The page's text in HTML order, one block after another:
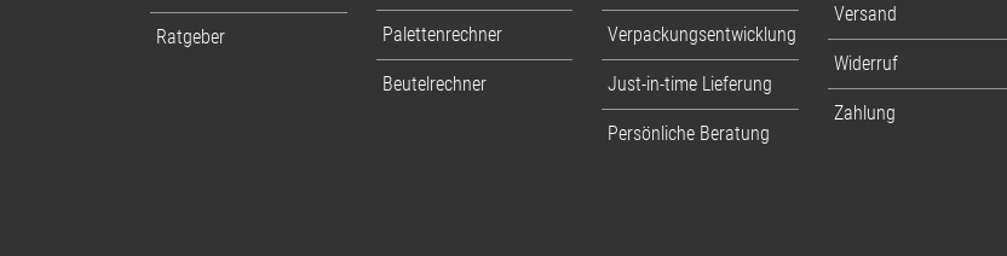
Ratgeber Palettenrechner
Beutelrechner
Verpackungsentwicklung
Just-in-time Lieferung
Persönliche Beratung
Versand
Widerruf
Zahlung